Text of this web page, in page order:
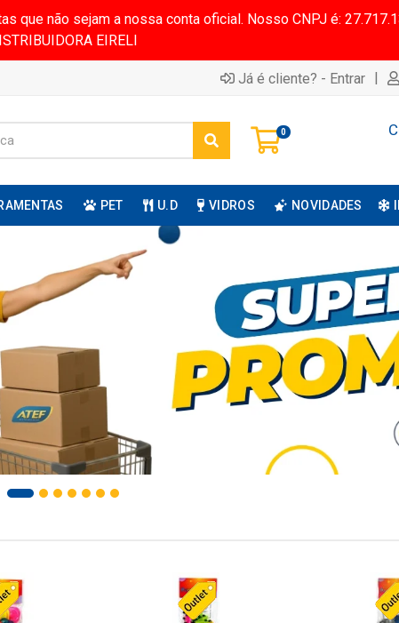
que não sejam a nossa conta oficial. Nosso CNPJ é:
EIRELI
Já é cliente? - Entrar |
0
PET U.D VIDROS NOVIDADES